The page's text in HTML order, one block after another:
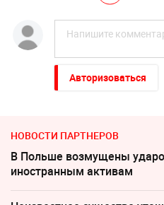
Авторизоваться
НОВОСТИ ПАРТНЕРОВ
В Польше возмущены
иностранным активам